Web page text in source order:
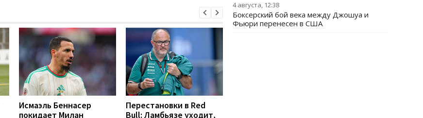
Исмаэль Беннасер
покидает Милан
Перестановки в Red
Bull: Ламбьязе уходит,
4 августа, 12:38
Боксерский бой века между Джошуа и
Фьюри перенесен в США